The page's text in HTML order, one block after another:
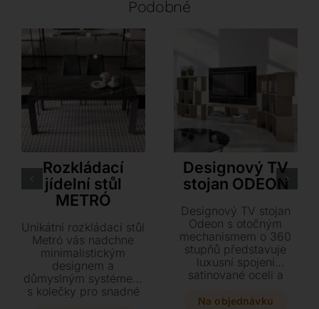
Podobné
Rozkládací
jídelní stůl
METRÓ
Unikátní rozkládací stůl
Metró vás nadchne
minimalistickým
designem a
důmyslným systémem
s kolečky pro snadné
Antonello Italia
Designový TV
stojan ODEON
Designový TV stojan
Odeon s otočným
mechanismem o 360
stupňů představuje
luxusní spojení
satinované oceli a
Vyberte si z široké
Na objednávku